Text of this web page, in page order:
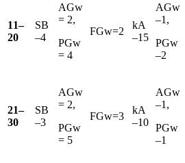
11–
20
SB
–4
AGw
= 2,
PGw
= 4
FGw=2
kA
–15
AGw
–1,
PGw
–2
21–
30
SB
–3
AGw
= 2,
PGw
= 5
FGw=3
kA
–10
AGw
–1,
PGw
–1